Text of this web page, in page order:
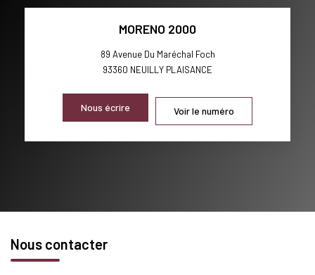
MORENO 2000
89 Avenue Du Maréchal Foch
93360 NEUILLY PLAISANCE
Nous écrire Voir le numéro
Nous contacter